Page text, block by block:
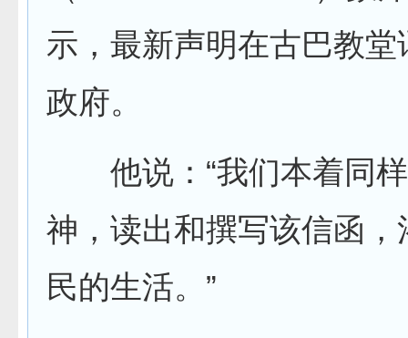
示，最新声明在古巴教堂
政府。
他说：“我们本着同样
神，读出和撰写该信函，
民的生活。”